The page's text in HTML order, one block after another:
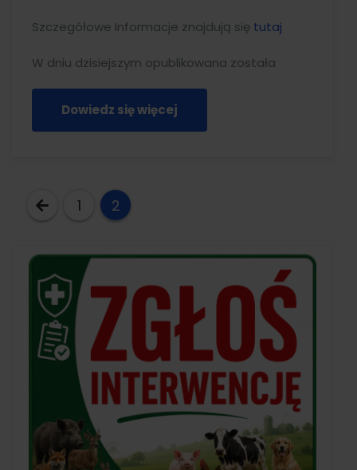
Szczegółowe Informacje znajdują się tutaj
W dniu dzisiejszym opublikowana została
Dowiedz się więcej
Stronicowanie
1 2